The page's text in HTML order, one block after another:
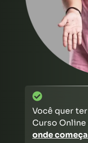
Você quer
Curso Online
onde